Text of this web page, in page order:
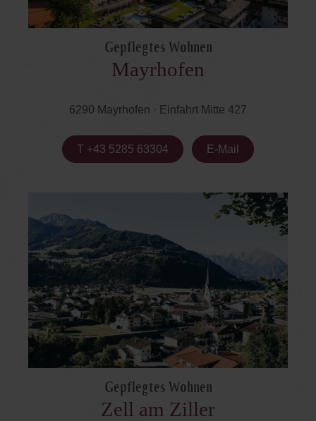
Gepflegtes Wohnen
Mayrhofen
6290 Mayrhofen · Einfahrt Mitte 427
T +43 5285 63304 E-Mail
Gepflegtes Wohnen
Zell am Ziller